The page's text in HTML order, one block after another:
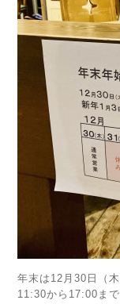
年末は12月30日（
11:30から17:00まで